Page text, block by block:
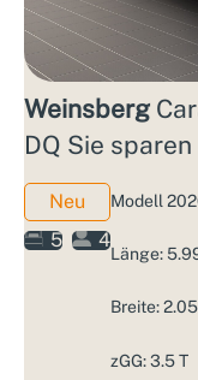
Weinsberg
DQ Sie
Neu
5
4
Modell
Länge:
Breite:
zGG: 3.5 T